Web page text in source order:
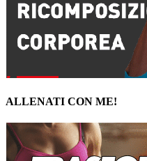
ALLENATI CON ME!